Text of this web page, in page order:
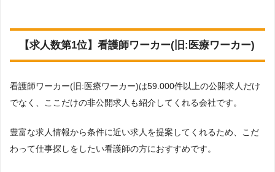
12 ベネッセMCM 70件
13 かんご畑 45件
せんとなび看護 19件
索キーワードで掲載されていた派遣会社を対象としています。
うち調査対象エリアにおいて、エリア対象外や調査時の公開求人数が0件の派
遣会社を除いてランキング化しています。
上記で調査対象とした派遣会社がWEBサイトで公開している求人のうち、「地
2023年7月調査
【求人数第1位】看護師ワーカー(旧:医療ワーカー)
看護師ワーカー(旧:医療ワーカー)は59.000件以上の公開求人だけ
でなく、ここだけの非公開求人も紹介してくれる会社です。
豊富な求人情報から条件に近い求人を提案してくれるため、こだ
わって仕事探しをしたい看護師の方におすすめです。